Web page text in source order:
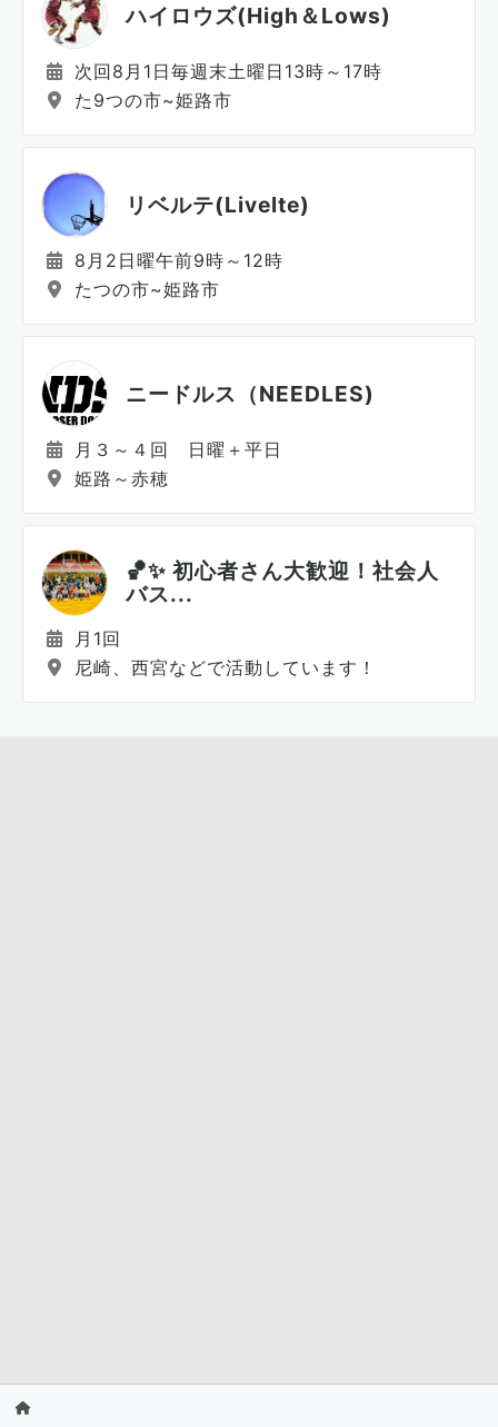
ハイロウズ(High＆Lows)
次回8月1日毎週末土曜日13時～17時
た9つの市~姫路市
リベルテ(Livelte)
8月2日曜午前9時～12時
たつの市~姫路市
ニードルス（NEEDLES)
月３～４回 日曜＋平日
姫路～赤穂
🏀✨ 初心者さん大歓迎！社会人
バス...
月1回
尼崎、西宮などで活動しています！